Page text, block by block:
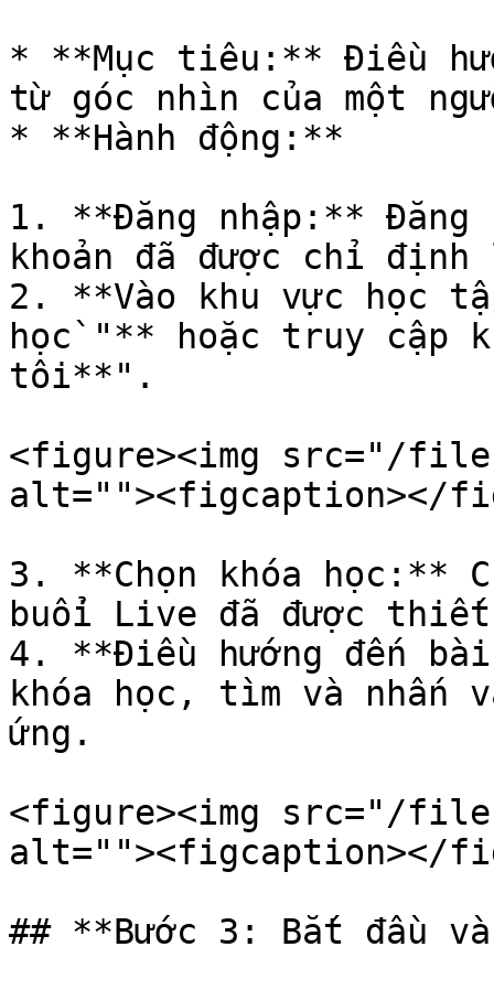
* **Mục tiêu:** Điều
từ góc nhìn của một
* **Hành động:**
1. **Đăng nhập:** Đăng
khoản đã được chỉ định
2. **Vào khu vực học
học`"** hoặc truy cập
tôi**".
<figure><img src="/files/
alt=""><figcaption></
3. **Chọn khóa học:**
buổi Live đã được
4. **Điều hướng đến
khóa học, tìm và nhấn
ứng.
<figure><img src="/files/
alt=""><figcaption></
## **Bước 3: Bắt đầu